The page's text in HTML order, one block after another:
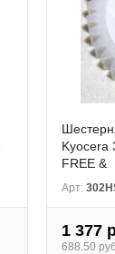
Kyocera
FREE &
Арт:
1 377
688.50